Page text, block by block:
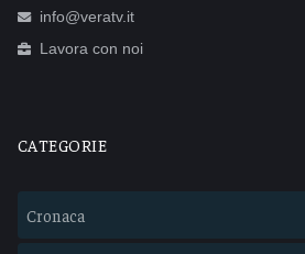
info@veratv.it
Lavora con noi
CATEGORIE
Cronaca